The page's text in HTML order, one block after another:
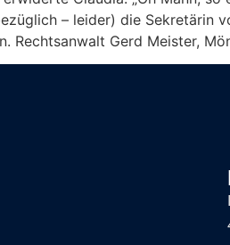
– leider) die Sekretärin
Rechtsanwalt Gerd Meister,